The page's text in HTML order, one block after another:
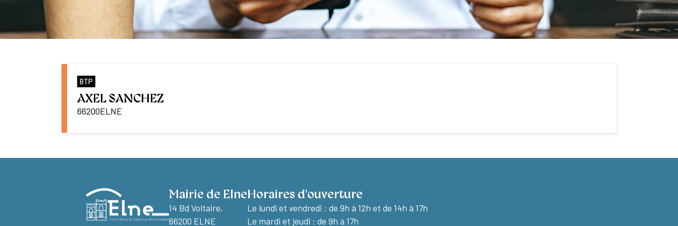
BTP
AXEL SANCHEZ
66200ELNE
Mairie de Elne
14 Bd Voltaire,
66200 ELNE
Horaires d'ouverture
Le lundi et vendredi : de 9h à 12h et de 14h à 17h
Le mardi et jeudi : de 9h à 17h